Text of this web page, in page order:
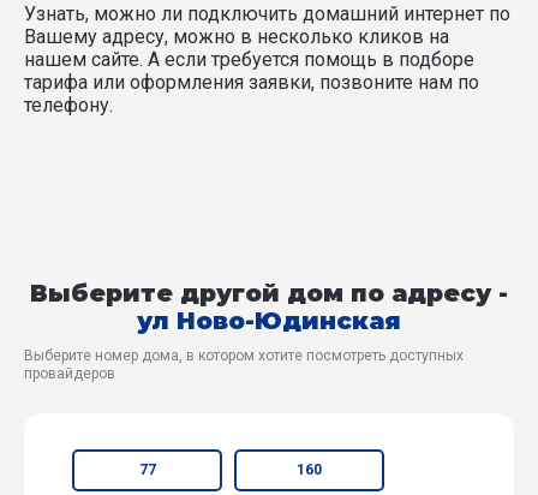
Узнать, можно ли подключить домашний интернет по
Вашему адресу, можно в несколько кликов на
нашем сайте. А если требуется помощь в подборе
тарифа или оформления заявки, позвоните нам по
телефону.
Выберите другой дом по адресу -
ул Ново-Юдинская
Выберите номер дома, в котором хотите посмотреть доступных
провайдеров
77 160